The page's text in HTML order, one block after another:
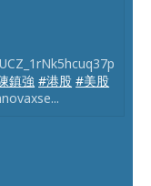
鎮強 #港股 #美股